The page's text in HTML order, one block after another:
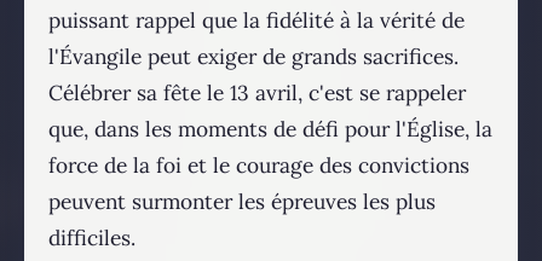
puissant rappel que la fidélité à la vérité de
l'Évangile peut exiger de grands sacrifices.
Célébrer sa fête le 13 avril, c'est se rappeler
que, dans les moments de défi pour l'Église, la
force de la foi et le courage des convictions
peuvent surmonter les épreuves les plus
difficiles.